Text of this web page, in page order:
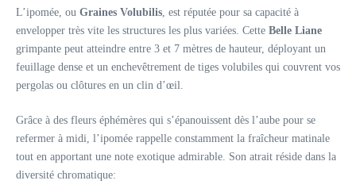
L’ipomée, ou Graines Volubilis, est réputée pour sa capacité à
envelopper très vite les structures les plus variées. Cette Belle Liane
grimpante peut atteindre entre 3 et 7 mètres de hauteur, déployant un
feuillage dense et un enchevêtrement de tiges volubiles qui couvrent vos
pergolas ou clôtures en un clin d’œil.
Grâce à des fleurs éphémères qui s’épanouissent dès l’aube pour se
refermer à midi, l’ipomée rappelle constamment la fraîcheur matinale
tout en apportant une note exotique admirable. Son atrait réside dans la
diversité chromatique: